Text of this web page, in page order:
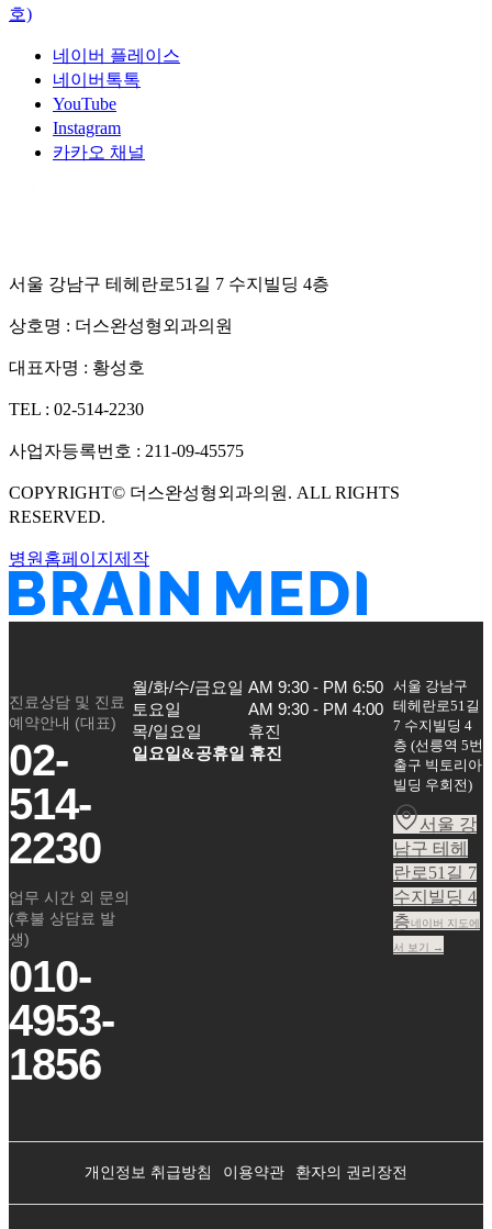
호)
네이버 플레이스
네이버톡톡
YouTube
Instagram
카카오 채널
서울 강남구 테헤란로51길 7 수지빌딩 4층
상호명 : 더스완성형외과의원
대표자명 : 황성호
TEL : 02-514-2230
사업자등록번호 : 211-09-45575
COPYRIGHT© 더스완성형외과의원 . ALL RIGHTS
RESERVED.
병원홈페이지제작
진료상담 및 진료
예약안내 (대표)
02-
514-
2230
업무 시간 외 문의
(후불 상담료 발
생)
010-
4953-
1856
월/화/수/금요일
토요일
목/일요일
AM 9:30 - PM 6:50
AM 9:30 - PM 4:00
휴진
일요일&공휴일 휴진
서울 강남구
테헤란로51길
7 수지빌딩 4
층 (선릉역 5번
출구 빅토리아
빌딩 우회전)
서울 강
남구 테헤
란로51길 7
수지빌딩 4
층네이버 지도에
서 보기 →
개인정보 취급방침 이용약관 환자의 권리장전